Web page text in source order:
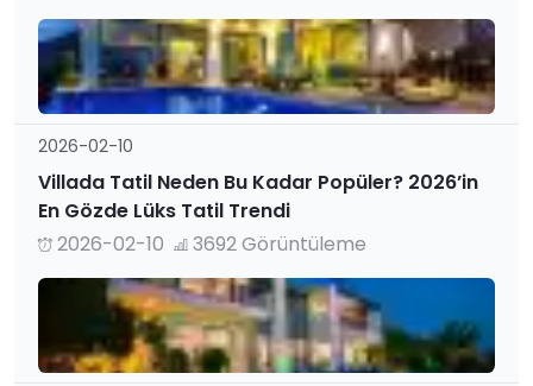
2026-02-10
Villada Tatil Neden Bu Kadar Popüler? 2026’in
En Gözde Lüks Tatil Trendi
2026-02-10
3692 Görüntüleme